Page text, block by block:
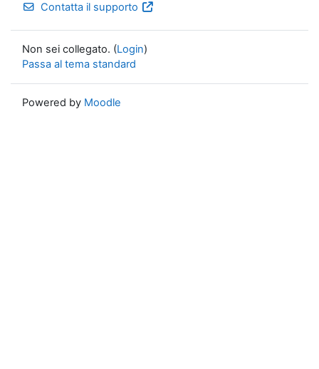
Contatta il supporto
Non sei collegato. (Login)
Passa al tema standard
Powered by Moodle